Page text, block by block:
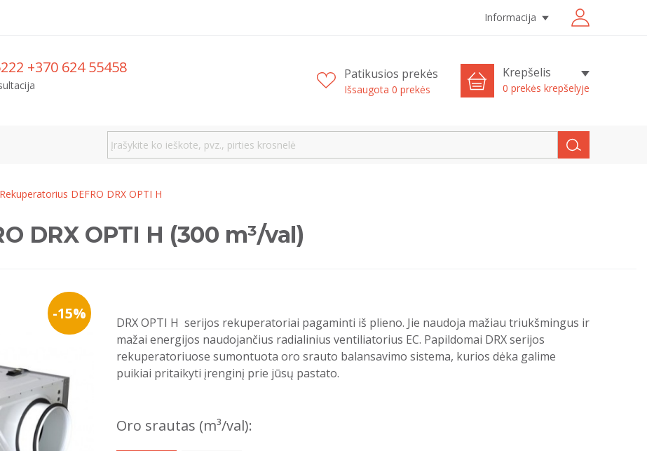
Informacija
+370 624 55458 Patikusios prekės
Išsaugota 0 prekės
Krepšelis
0 prekės krepšelyje
Rekuperatorius DEFRO DRX OPTI H
DRX OPTI H (300 m³/val)
-15%
DRX OPTI H serijos rekuperatoriai pagaminti iš plieno. Jie naudoja mažiau triukšmingus ir
mažai energijos naudojančius radialinius ventiliatorius EC. Papildomai DRX serijos
rekuperatoriuose sumontuota oro srauto balansavimo sistema, kurios dėka galime
puikiai pritaikyti įrenginį prie jūsų pastato.
Oro srautas (m³/val):